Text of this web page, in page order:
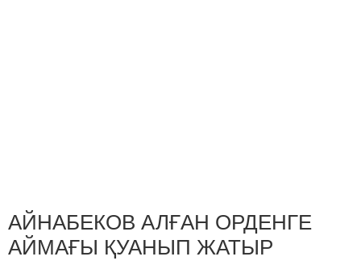
АЙНАБЕКОВ АЛҒАН ОРДЕНГЕ
АЙМАҒЫ ҚУАНЫП ЖАТЫР